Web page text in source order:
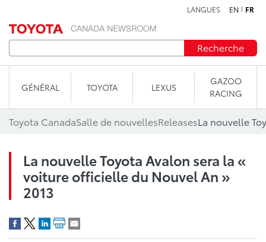
LANGUES EN FR
Recherche
GÉNÉRAL TOYOTA LEXUS
GAZOO
RACING
Toyota CanadaSalle de nouvellesReleases
La nouvelle Toyota Avalon sera la «
voiture officielle du Nouvel An »
2013